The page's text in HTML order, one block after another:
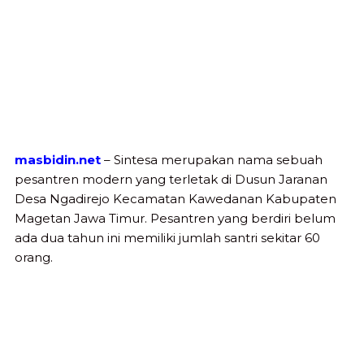
masbidin.net – Sintesa merupakan nama sebuah
pesantren modern yang terletak di Dusun Jaranan
Desa Ngadirejo Kecamatan Kawedanan Kabupaten
Magetan Jawa Timur. Pesantren yang berdiri belum
ada dua tahun ini memiliki jumlah santri sekitar 60
orang.